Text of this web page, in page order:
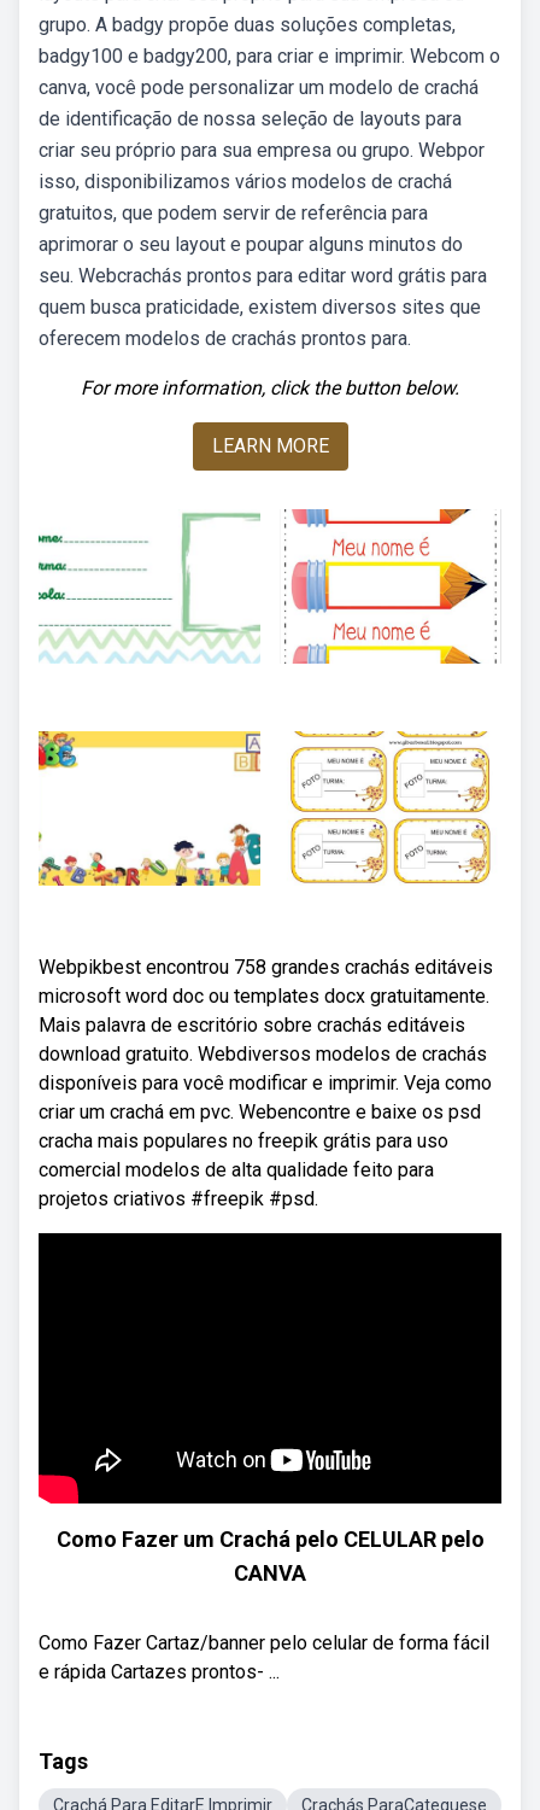
grupo. A badgy propõe duas soluções completas,
badgy100 e badgy200, para criar e imprimir. Webcom o
canva, você pode personalizar um modelo de crachá
de identificação de nossa seleção de layouts para
criar seu próprio para sua empresa ou grupo. Webpor
isso, disponibilizamos vários modelos de crachá
gratuitos, que podem servir de referência para
aprimorar o seu layout e poupar alguns minutos do
seu. Webcrachás prontos para editar word grátis para
quem busca praticidade, existem diversos sites que
oferecem modelos de crachás prontos para.
For more information, click the button below.
LEARN MORE
Webpikbest encontrou 758 grandes crachás editáveis
microsoft word doc ou templates docx gratuitamente.
Mais palavra de escritório sobre crachás editáveis
download gratuito. Webdiversos modelos de crachás
disponíveis para você modificar e imprimir. Veja como
criar um crachá em pvc. Webencontre e baixe os psd
cracha mais populares no freepik grátis para uso
comercial modelos de alta qualidade feito para
projetos criativos #freepik #psd.
Como Fazer um Crachá pelo CELULAR pelo
CANVA
Como Fazer Cartaz/banner pelo celular de forma fácil
e rápida Cartazes prontos- ...
Tags
Crachá Para EditarE Imprimir Crachás ParaCatequese